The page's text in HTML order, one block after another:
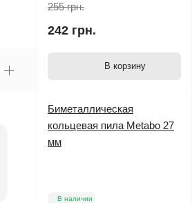
255 грн.
242 грн.
В корзину
Биметаллическая
кольцевая пила Metabo 27
мм
В наличии